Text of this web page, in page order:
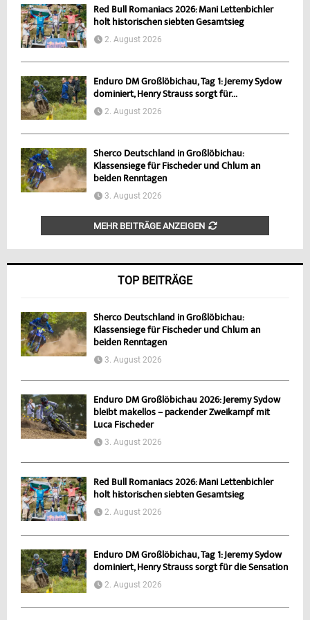
Red Bull Romaniacs 2026: Mani Lettenbichler
holt historischen siebten Gesamtsieg
2. August 2026
Enduro DM Großlöbichau, Tag 1: Jeremy Sydow
dominiert, Henry Strauss sorgt für...
2. August 2026
Sherco Deutschland in Großlöbichau:
Klassensiege für Fischeder und Chlum an
beiden Renntagen
3. August 2026
MEHR BEITRÄGE ANZEIGEN
TOP BEITRÄGE
Sherco Deutschland in Großlöbichau:
Klassensiege für Fischeder und Chlum an
beiden Renntagen
3. August 2026
Enduro DM Großlöbichau 2026: Jeremy Sydow
bleibt makellos – packender Zweikampf mit
Luca Fischeder
3. August 2026
Red Bull Romaniacs 2026: Mani Lettenbichler
holt historischen siebten Gesamtsieg
2. August 2026
Enduro DM Großlöbichau, Tag 1: Jeremy Sydow
dominiert, Henry Strauss sorgt für die Sensation
2. August 2026